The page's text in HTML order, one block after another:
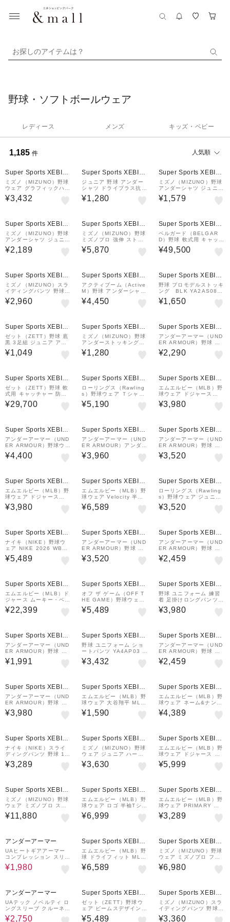
お探しのアイテムは？
野球・ソフトボールウェア
レディース メンズ キッズ・ベビー
1,185 件 人気順
Super Sports XEBIO
&mall店
ミズノ（MIZUNO）野球
ウェア グラフィックハー
フパンツ 12JDCP8409
¥3,432
Super Sports XEBIO
&mall店
ジュニア 野球 アンダー
シャツ ドライプラス抗菌
ストレッチ丸首半袖シャ
ツ YA2ABJ03-70 抗菌
¥1,280
Super Sports XEBIO
&mall店
ミズノ（MIZUNO）野球
アンダーシャツ ジュニア
ローネック 半袖 12JAA
P5214 速乾
¥1,579
Super Sports XEBIO
&mall店
ミズノ（MIZUNO）野球
アンダーシャツ ジュニア
ローネック 長袖 インナ
ー シャツ 2枚組 12JA0
¥2,189
Super Sports XEBIO
&mall店
ミズノ（MIZUNO）野球
ミズノプロ 強伸 ストレ
ッチパンツ ショートフィ
ットタイプ 12JDCU130
¥5,870
Super Sports XEBIO
&mall店
ベルガード（BELGAR
D）野球 軟式用 キャッチ
ャー 防具 3点セット MP
L1550-N.SV
¥49,500
Super Sports XEBIO
&mall店
ミズノ（MIZUNO）スラ
イディングパンツ 野球 K
UGEKIスライディングパ
ンツ 12JBCP2409
¥2,960
Super Sports XEBIO
&mall店
アクティブーム（Active
M）野球 アンダーシャツ
半袖コンフォートインナ
ー 01BK 速乾
¥4,450
Super Sports XEBIO
&mall店
野球 プロモデルストッキ
ング BLK YA2AS08-9
0¥1,650
Super Sports XEBIO
&mall店
ゼット（ZETT）野球 底
黒 3足組 ジュニア アン
ダーソックス BK03BS-
1119 19～21cm
¥1,049
Super Sports XEBIO
&mall店
ミズノ（MIZUNO）野球
アンダーストッキングロ
ング 3足組 12JX2U010
1 18-22
¥1,280
Super Sports XEBIO
&mall店
アンダーアーマー（UND
ER ARMOUR）野球 ジ
ュニア 練習着 ヒートギ
アアーマー コンプレッシ
¥2,290
Super Sports XEBIO
&mall店
ゼット（ZETT）野球 軟
式用 キャッチャー 防具4
点セット BL303SET-29
00
¥29,700
Super Sports XEBIO
&mall店
ローリングス（Rawling
s）野球ウェア Ｔシャツ
Vトップレイヤードセッ
ト AUT15S01S-B
¥5,190
Super Sports XEBIO
&mall店
エムエルビー（MLB）野
球ウェア ドジャース
佐々木朗希 ネーム&ナン
バー Tシャツ ホワイト
¥3,980
Super Sports XEBIO
&mall店
アンダーアーマー（UND
ER ARMOUR）野球ウェ
ア ヤード オーバーサイ
ズ 半袖 Tシャツ 60127
¥4,400
Super Sports XEBIO
&mall店
アンダーアーマー（UND
ER ARMOUR）アンダー
シャツ ヒートギアアーマ
ー コンプレッション ロ
¥3,960
Super Sports XEBIO
&mall店
アンダーアーマー（UND
ER ARMOUR）野球 ア
ンダーシャツ ヒートギア
アーマー コンプレッショ
¥3,520
Super Sports XEBIO
&mall店
エムエルビー（MLB）野
球ウェア ドジャース
佐々木朗希 ネーム&ナン
バー Tシャツ ブルー ML
¥3,980
Super Sports XEBIO
&mall店
エムエルビー（MLB）野
球ウェア Velocity 半袖T
シャツ ロサンゼルス ド
ジャース 02ER-47X-LD
¥6,589
Super Sports XEBIO
&mall店
ローリングス（Rawling
s）野球ウェア ジュニア
トライアングルG 半袖T
シャツ AST16S01J-N
¥3,520
Super Sports XEBIO
&mall店
ナイキ（NIKE）野球ウ
ェア NIKE 2026 WBC
日本代表 ボールド コッ
トン Tシャツ N199-10A
¥5,489
Super Sports XEBIO
&mall店
アンダーアーマー（UND
ER ARMOUR）野球 ア
ンダーシャツ ヒートギア
ロングスリーブ モックシ
¥3,520
Super Sports XEBIO
&mall店
アンダーアーマー（UND
ER ARMOUR）野球 ア
ンダーシャツ ヒートギア
ロングスリーブ モックシ
¥2,459
Super Sports XEBIO
&mall店
エムエルビー（MLB）ド
ジャース ムーキー・ベッ
ツ リミテッドユニフォー
ム ロード グレー LM25-
¥22,399
Super Sports XEBIO
&mall店
オフ ザ ゲーム（OFF T
HE GAME）野球ウェア
半袖 ウィンドブレーカー
シャツ OG0125SS000
¥5,489
Super Sports XEBIO
&mall店
野球 ユニフォーム 練習
着 足掛けロングパンツ Y
A4AP04 10
¥3,980
Super Sports XEBIO
&mall店
アンダーアーマー（UND
ER ARMOUR）野球 ジ
ュニア ヒートギアアーマ
ー コンプレッション 半
¥1,991
Super Sports XEBIO
&mall店
野球 ユニフォーム ショ
ートパンツ YA4AP03 1
0
¥3,432
Super Sports XEBIO
&mall店
アンダーアーマー（UND
ER ARMOUR）野球 ア
ンダーシャツ ヒートギア
コンフォート フィッティ
¥2,459
Super Sports XEBIO
&mall店
アンダーアーマー（UND
ER ARMOUR）野球 ア
ンダーシャツ アイソチル
コンプレッション ショー
¥3,980
Super Sports XEBIO
&mall店
エムエルビー（MLB）野
球ウェア 大谷翔平 MLB
PLAYERS OHTANI 50/
50 クラブ Tシャツ ホワ
¥1,590
Super Sports XEBIO
&mall店
エムエルビー（MLB）野
球ウェア ネーム&ナンバ
ー 半袖Tシャツ パドレス
サンディエゴ ダルビッシ
¥4,389
Super Sports XEBIO
&mall店
ナイキ（NIKE）スライ
ディングパンツ 野球 10
インチ スライダーショー
ツ BA1205-016
¥3,289
Super Sports XEBIO
&mall店
ミズノ（MIZUNO）野球
ウェア ジュニア ハーフ
ボタン 小衿タイプ Tシャ
ツ 12JC6L1274
¥3,630
Super Sports XEBIO
&mall店
エムエルビー（MLB）野
球ウェア ドジャース 大
谷翔平 ネームアンドナン
バー 半袖Tシャツ N199-
¥5,999
Super Sports XEBIO
&mall店
ミズノ（MIZUNO）野球
ウェア ミズノプロ スト
レッチスウェットフーデ
ィ 12JECK7909
¥11,880
Super Sports XEBIO
&mall店
エムエルビー（MLB）野
球ウェア ロゴ 半袖Tシャ
ツ N199-06G-KB-VFA
¥6,999
Super Sports XEBIO
&mall店
エムエルビー（MLB）野
球ウェア PRIMARY ロ
ゴ 半袖Tシャツ ロサンゼ
ルス・ドジャース ML01
¥3,289
アンダーアーマー
UAヒートギアアーマー
コンプレッション スリー
ブレス モック
¥1,980
Super Sports XEBIO
&mall店
エムエルビー（MLB）野
球 ドライフィット MLB
オーセンティック コレク
ション ショートパンツ
¥6,589
Super Sports XEBIO
&mall店
ミズノ（MIZUNO）野球
ウェア ミズノプロ フルZ
IPフーディ 薄手 12JEC
K7501
¥6,980
アンダーアーマー
UAテック ノベルティ ロ
ングスリーブ クルーネッ
ク Tシャツ
¥2,750
Super Sports XEBIO
&mall店
ゼット（ZETT）野球ウ
ェア ビームスデザイン B
EAMS DESIGN ノース
リーブシャツ BOT7730
¥5,489
Super Sports XEBIO
&mall店
ミズノ（MIZUNO）スラ
イディングパンツ 野球 K
UGEKIスライディングパ
ンツ 12JBCP2496
¥3,360